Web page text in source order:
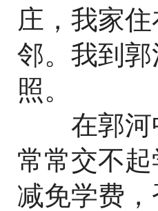
庄，我家
邻。我到
照。
在郭河中
常常交不
减免学费